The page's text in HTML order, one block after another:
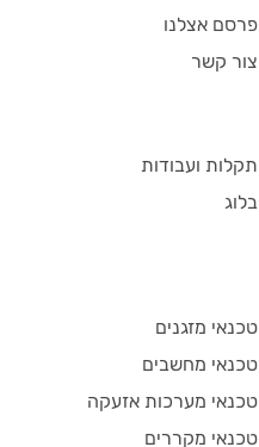
פרסם אצלנו
צור קשר
תקלות ועבודות
בלוג
טכנאי מזגנים
טכנאי מחשבים
טכנאי מערכות אזעקה
טכנאי מקררים